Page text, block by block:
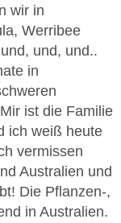
wir in
Werribee
und, und..
in
ist die Familie
ich weiß heute
vermissen
Australien und
Die Pflanzen-,
in Australien.